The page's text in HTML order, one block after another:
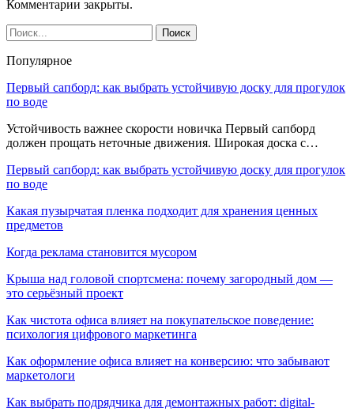
Комментарии закрыты.
Популярное
Первый сапборд: как выбрать устойчивую доску для прогулок
по воде
Устойчивость важнее скорости новичка Первый сапборд
должен прощать неточные движения. Широкая доска с…
Первый сапборд: как выбрать устойчивую доску для прогулок
по воде
Какая пузырчатая пленка подходит для хранения ценных
предметов
Когда реклама становится мусором
Крыша над головой спортсмена: почему загородный дом —
это серьёзный проект
Как чистота офиса влияет на покупательское поведение:
психология цифрового маркетинга
Как оформление офиса влияет на конверсию: что забывают
маркетологи
Как выбрать подрядчика для демонтажных работ: digital-